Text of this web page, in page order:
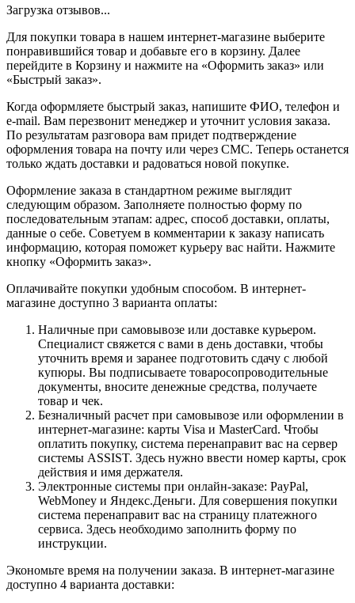
Загрузка отзывов...
Для покупки товара в нашем интернет-магазине выберите
понравившийся товар и добавьте его в корзину. Далее
перейдите в Корзину и нажмите на «Оформить заказ» или
«Быстрый заказ».
Когда оформляете быстрый заказ, напишите ФИО, телефон и
e-mail. Вам перезвонит менеджер и уточнит условия заказа.
По результатам разговора вам придет подтверждение
оформления товара на почту или через СМС. Теперь останется
только ждать доставки и радоваться новой покупке.
Оформление заказа в стандартном режиме выглядит
следующим образом. Заполняете полностью форму по
последовательным этапам: адрес, способ доставки, оплаты,
данные о себе. Советуем в комментарии к заказу написать
информацию, которая поможет курьеру вас найти. Нажмите
кнопку «Оформить заказ».
Оплачивайте покупки удобным способом. В интернет-
магазине доступно 3 варианта оплаты:
Наличные при самовывозе или доставке курьером.
Специалист свяжется с вами в день доставки, чтобы
уточнить время и заранее подготовить сдачу с любой
купюры. Вы подписываете товаросопроводительные
документы, вносите денежные средства, получаете
товар и чек.
Безналичный расчет при самовывозе или оформлении в
интернет-магазине: карты Visa и MasterCard. Чтобы
оплатить покупку, система перенаправит вас на сервер
системы ASSIST. Здесь нужно ввести номер карты, срок
действия и имя держателя.
Электронные системы при онлайн-заказе: PayPal,
WebMoney и Яндекс.Деньги. Для совершения покупки
система перенаправит вас на страницу платежного
сервиса. Здесь необходимо заполнить форму по
инструкции.
Экономьте время на получении заказа. В интернет-магазине
доступно 4 варианта доставки: